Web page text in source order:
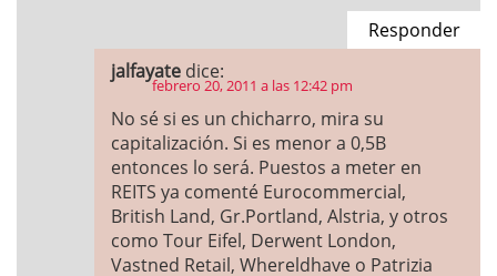
Responder
jalfayate dice:
febrero 20, 2011 a las 12:42 pm
No sé si es un chicharro, mira su
capitalización. Si es menor a 0,5B
entonces lo será. Puestos a meter en
REITS ya comenté Eurocommercial,
British Land, Gr.Portland, Alstria, y otros
como Tour Eifel, Derwent London,
Vastned Retail, Whereldhave o Patrizia